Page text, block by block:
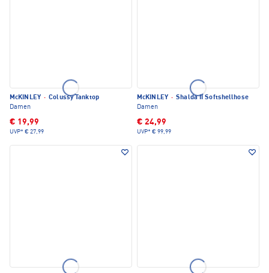
McKINLEY · Colussy Tanktop
Damen
€ 19,99
UVP* € 27,99
McKINLEY · Shalda II Softshellhose
Damen
€ 24,99
UVP* € 99,99